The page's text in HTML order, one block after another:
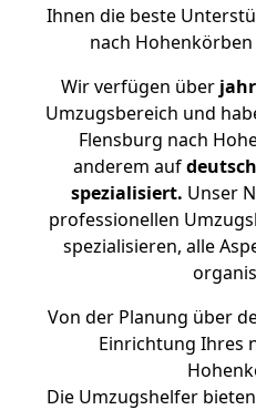
Ihnen die beste
nach
Wir verfügen über
Umzugsbereich und
Flensburg nach
anderem auf
spezialisiert. Unser
professionellen
spezialisieren, alle
Von der Planung über
Einrichtung Ihres
Die Umzugshelfer